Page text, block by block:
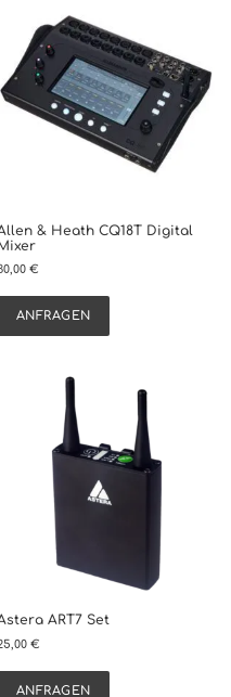
& Heath CQ18T Digital
€
ANFRAGEN
ART7 Set
€
ANFRAGEN